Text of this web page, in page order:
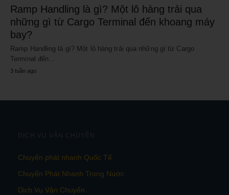
Ramp Handling là gì? Một lô hàng trải qua
những gì từ Cargo Terminal đến khoang máy
bay?
Ramp Handling là gì? Một lô hàng trải qua những gì từ Cargo
Terminal đến…
3 tuần ago
DỊCH VỤ VẬN CHUYỂN
Chuyển phát nhanh Quốc Tế
Chuyển Phát Nhanh Trong Nước
Dịch Vụ Vận Chuyển